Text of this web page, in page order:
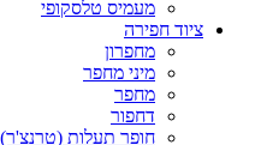
מעמיס טלסקופי
ציוד חפירה
מחפרון
מיני מחפר
מחפר
דחפור
חופר תעלות (טרנצ'ר)